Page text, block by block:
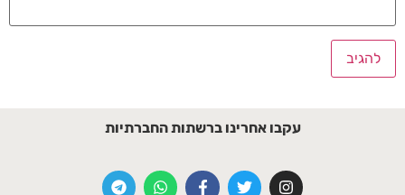
עקבו אחרינו ברשתות החברתיות